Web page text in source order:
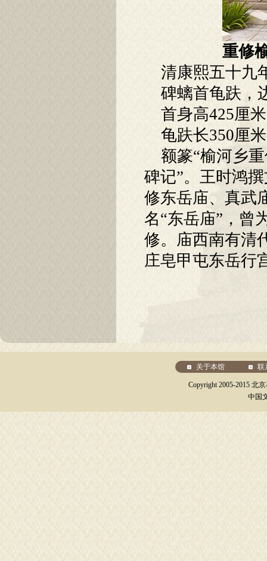
重修
清康熙五十九
碑螭首龟趺，
首身高425厘
龟趺长350厘
额篆“榆河乡重
碑记”。王时鸿
修东岳庙、真武
名“东岳庙”，曾
修。庙西南有清
庄皂甲屯东岳行
关于本馆 联
Copyright 2005-2015 北
中国